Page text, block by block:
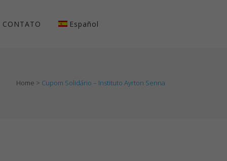
CONTATO Español
Home > Cupom Solidário – Instituto Ayrton Senna